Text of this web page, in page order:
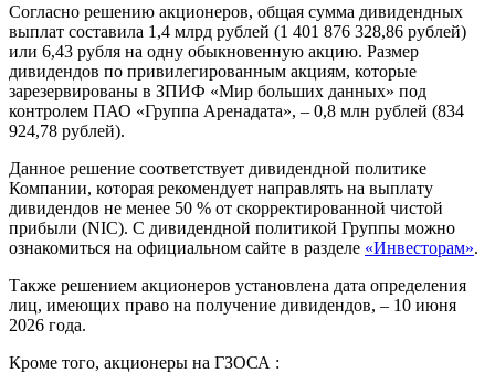
Согласно решению акционеров, общая сумма дивидендных
выплат составила 1,4 млрд рублей (1 401 876 328,86 рублей)
или 6,43 рубля на одну обыкновенную акцию. Размер
дивидендов по привилегированным акциям, которые
зарезервированы в ЗПИФ «Мир больших данных» под
контролем ПАО «Группа Аренадата», – 0,8 млн рублей (834
924,78 рублей).
Данное решение соответствует дивидендной политике
Компании, которая рекомендует направлять на выплату
дивидендов не менее 50 % от скорректированной чистой
прибыли (NIC). C дивидендной политикой Группы можно
ознакомиться на официальном сайте в разделе «Инвесторам».
Также решением акционеров установлена дата определения
лиц, имеющих право на получение дивидендов, – 10 июня
2026 года.
Кроме того, акционеры на ГЗОСА :